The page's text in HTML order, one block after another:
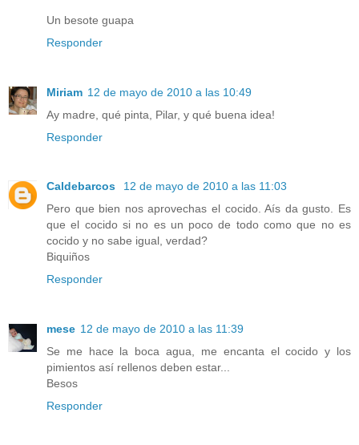
Un besote guapa
Responder
Miriam 12 de mayo de 2010 a las 10:49
Ay madre, qué pinta, Pilar, y qué buena idea!
Responder
Caldebarcos
12 de mayo de 2010 a las 11:03
Pero que bien nos aprovechas el cocido. Aís da gusto. Es
que el cocido si no es un poco de todo como que no es
cocido y no sabe igual, verdad?
Biquiños
Responder
mese 12 de mayo de 2010 a las 11:39
Se me hace la boca agua, me encanta el cocido y los
pimientos así rellenos deben estar...
Besos
Responder